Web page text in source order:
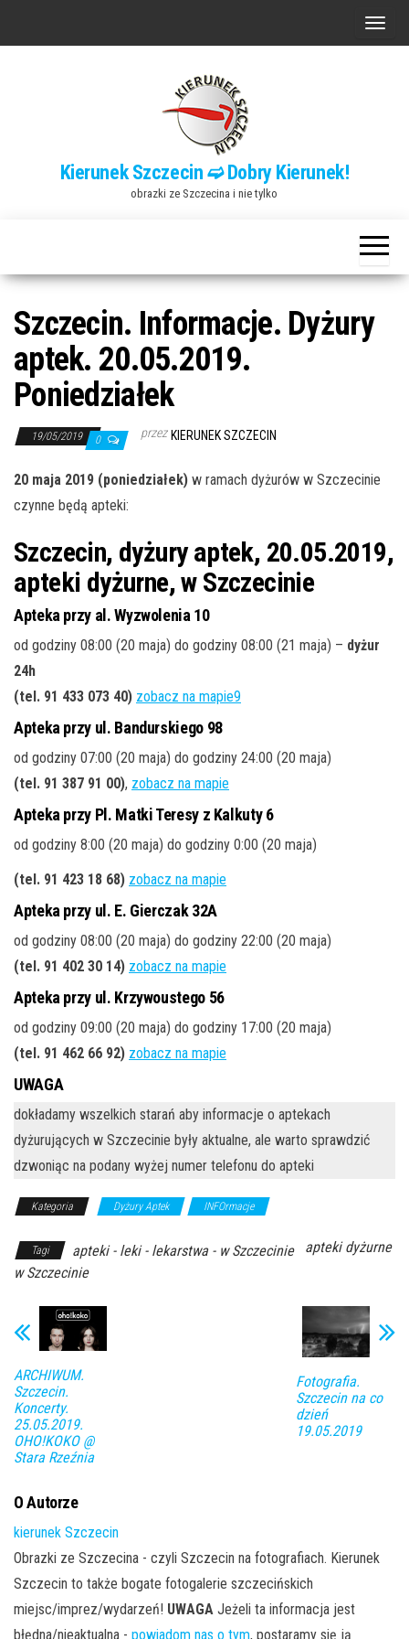
P
n
a
w
Kierunek Szczecin ➫ Dobry Kierunek!
obrazki ze Szczecina i nie tylko
Szczecin. Informacje. Dyżury
aptek. 20.05.2019.
Poniedziałek
19/05/2019 0 przez KIERUNEK SZCZECIN
20 maja 2019 (poniedziałek) w ramach dyżurów w Szczecinie
czynne będą apteki:
Szczecin, dyżury aptek, 20.05.2019,
apteki dyżurne, w Szczecinie
Apteka przy al. Wyzwolenia 10
od godziny 08:00 (20 maja) do godziny 08:00 (21 maja) – dyżur
24h
(tel. 91 433 073 40) zobacz na mapie9
Apteka przy ul. Bandurskiego 98
od godziny 07:00 (20 maja) do godziny 24:00 (20 maja)
(tel. 91 387 91 00), zobacz na mapie
Apteka przy Pl. Matki Teresy z Kalkuty 6
od godziny 8:00 (20 maja) do godziny 0:00 (20 maja)
(tel. 91 423 18 68) zobacz na mapie
Apteka przy ul. E. Gierczak 32A
od godziny 08:00 (20 maja) do godziny 22:00 (20 maja)
(tel. 91 402 30 14) zobacz na mapie
Apteka przy ul. Krzywoustego 56
od godziny 09:00 (20 maja) do godziny 17:00 (20 maja)
(tel. 91 462 66 92) zobacz na mapie
UWAGA
dokładamy wszelkich starań aby informacje o aptekach
dyżurujących w Szczecinie były aktualne, ale warto sprawdzić
dzwoniąc na podany wyżej numer telefonu do apteki
Kategoria Dyżury Aptek INFOrmacje
Tagi apteki - leki - lekarstwa - w Szczecinie
apteki dyżurne
w Szczecinie
ARCHIWUM.
Szczecin.
Koncerty.
25.05.2019.
OHO!KOKO @
Stara Rzeźnia
Fotografia.
Szczecin na co
dzień
19.05.2019
O Autorze
kierunek Szczecin
Obrazki ze Szczecina - czyli Szczecin na fotografiach. Kierunek
Szczecin to także bogate fotogalerie szczecińskich
miejsc/imprez/wydarzeń! UWAGA Jeżeli ta informacja jest
błędna/nieaktualna - powiadom nas o tym, postaramy się ją